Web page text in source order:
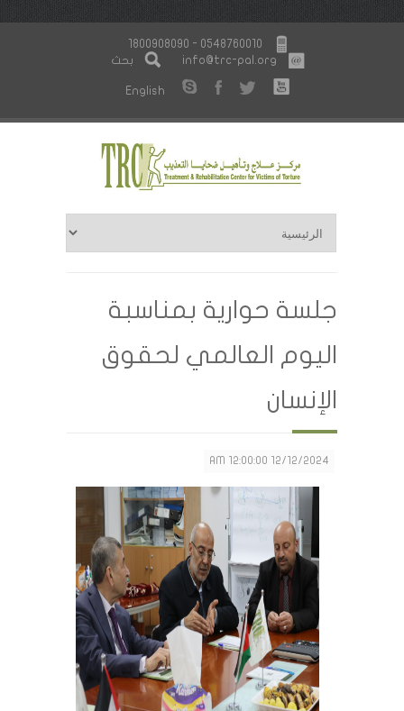
1800908090 - 0548760010
info@trc-pal.org
بحث
English
جلسة حوارية بمناسبة
اليوم العالمي لحقوق
الإنسان
12/12/2024 12:00:00 AM